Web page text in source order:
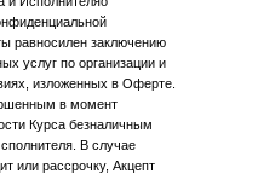
равносилен заключению
услуг по организации и
изложенных в Оферте.
в момент
Курса безналичным
В случае
или рассрочку, Акцепт